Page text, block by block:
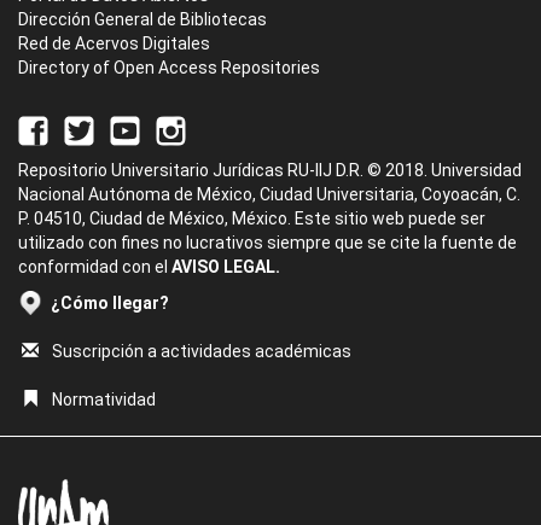
Dirección General de Bibliotecas
Red de Acervos Digitales
Directory of Open Access Repositories
Repositorio Universitario Jurídicas RU-IIJ D.R. © 2018. Universidad
Nacional Autónoma de México, Ciudad Universitaria, Coyoacán, C.
P. 04510, Ciudad de México, México. Este sitio web puede ser
utilizado con fines no lucrativos siempre que se cite la fuente de
conformidad con el AVISO LEGAL.
¿Cómo llegar?
Suscripción a actividades académicas
Normatividad